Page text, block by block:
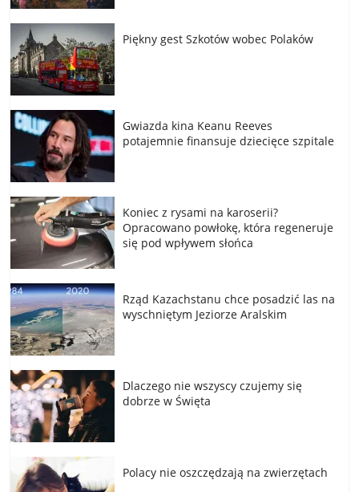
Piękny gest Szkotów wobec Polaków
Gwiazda kina Keanu Reeves
potajemnie finansuje dziecięce szpitale
Koniec z rysami na karoserii?
Opracowano powłokę, która regeneruje
się pod wpływem słońca
Rząd Kazachstanu chce posadzić las na
wyschniętym Jeziorze Aralskim
Dlaczego nie wszyscy czujemy się
dobrze w Święta
Polacy nie oszczędzają na zwierzętach